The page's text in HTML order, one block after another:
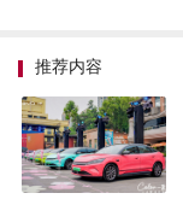
推荐内容